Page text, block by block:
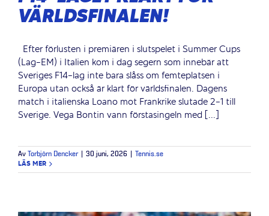
VÄRLDSFINALEN!
Efter förlusten i premiären i slutspelet i Summer Cups
(Lag-EM) i Italien kom i dag segern som innebär att
Sveriges F14-lag inte bara slåss om femteplatsen i
Europa utan också är klart för världsfinalen. Dagens
match i italienska Loano mot Frankrike slutade 2-1 till
Sverige. Vega Bontin vann förstasingeln med [...]
Av Torbjörn Dencker 30 juni, 2026 Tennis.se
LÄS MER